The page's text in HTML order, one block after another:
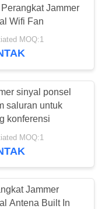
Jammer
Wifi Fan
MOQ:1
sinyal ponsel
saluran untuk
konferensi
MOQ:1
Jammer
Antena Built In